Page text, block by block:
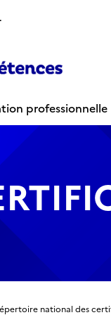
professionnelle
national des